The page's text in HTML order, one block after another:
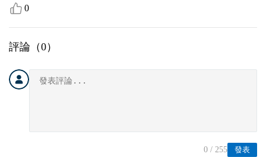
0
評論（0）
發表
0 / 255